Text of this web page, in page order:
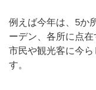
例えば今年は、5か
ーデン、各所に点在
市民や観光客に今
す。